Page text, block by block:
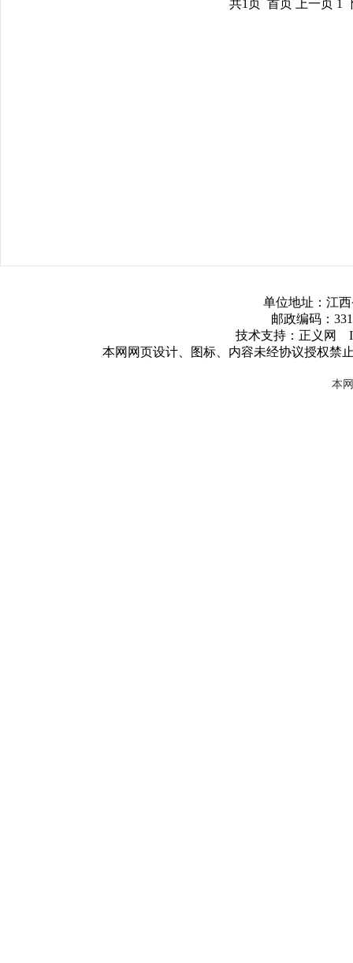
共1页 首页 上一页 1
单位地址：江
邮政编码：
技术支持：正义网
本网网页设计、图标、内容未经协议授权禁
本